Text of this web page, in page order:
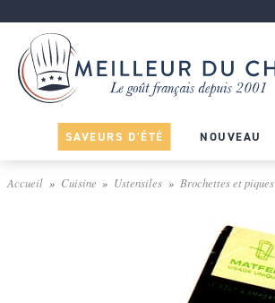
SAVEURS D'ÉTÉ NOUVEAU
Accueil Cuisine Ustensiles Brochettes et piques